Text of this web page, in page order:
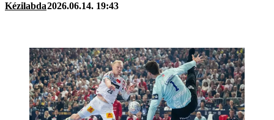
Kézilabda2026.06.14. 19:43